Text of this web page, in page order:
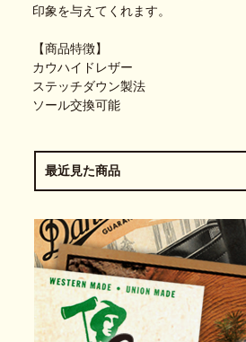
印象を与えてくれます。
【商品特徴】
カウハイドレザー
ステッチダウン製法
ソール交換可能
最近見た商品